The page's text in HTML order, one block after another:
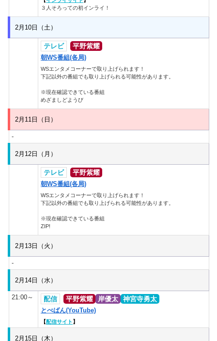
３人そろっての初インライ！
2月10日（土）
テレビ 平野紫耀
朝WS番組(各局)
WSエンタメコーナーで取り上げられます！
下記以外の番組でも取り上げられる可能性があります。
※現在確認できている番組
めざましどようび
2月11日（日）
-
2月12日（月）
テレビ 平野紫耀
朝WS番組(各局)
WSエンタメコーナーで取り上げられます！
下記以外の番組でも取り上げられる可能性があります。
※現在確認できている番組
ZIP!
2月13日（火）
-
2月14日（水）
21:00～ 配信 平野紫耀 岸優太 神宮寺勇太
とべばん(YouTube)
【配信サイト 】
2月15日（木）